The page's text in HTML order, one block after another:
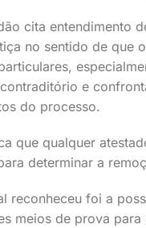
cita entendimento
no sentido de que
e
do processo.
que qualquer
determinar a
reconheceu foi a
meios de prova para